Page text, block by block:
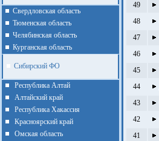
Cвердловская область
Тюменская область
Челябинская область
Курганская область
Сибирский ФО
Республика Алтай
Алтайcкий край
Республика Хакассия
Красноярский край
Омская область
49
48
47
46
45
44
43
42
41